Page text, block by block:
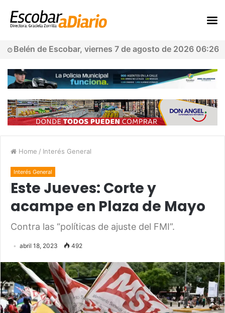
Belén de Escobar, viernes 7 de agosto de 2026 06:26
Home / Interés General
Interés General
Este Jueves: Corte y
acampe en Plaza de Mayo
Contra las “políticas de ajuste del FMI”.
abril 18, 2023 492